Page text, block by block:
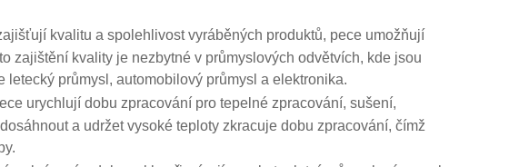
kvalitu a spolehlivost vyráběných produktů, pece umožňují
zajištění kvality je nezbytné v průmyslových odvětvích, kde jsou
průmysl, automobilový průmysl a elektronika.
urychlují dobu zpracování pro tepelné zpracování, sušení,
a udržet vysoké teploty zkracuje dobu zpracování, čímž